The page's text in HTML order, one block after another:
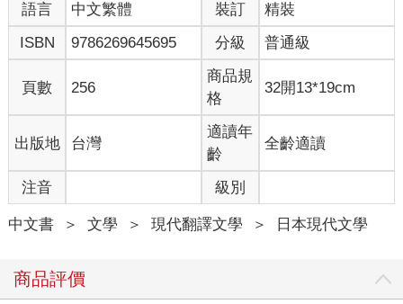
語言 中文繁體 裝訂
精裝
ISBN
9786269645695 分級 普通級
頁數 256
商品規
格
32開13*19cm
出版地 台灣
適讀年
齡
全齡適讀
注音 級別
中文書 ＞ 文學 ＞ 現代翻譯文學 ＞ 日本現代文學
商品評價